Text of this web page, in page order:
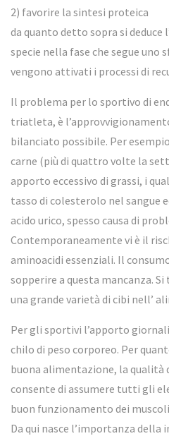
2) favorire la sintesi proteica
da quanto detto sopra si deduce
specie nella fase che segue uno
vengono attivati i processi di
Il problema per lo sportivo di
triatleta, è
bilanciato possibile. Per
carne (più di quattro volte la
apporto eccessivo di grassi, i
tasso di colesterolo nel sangue
acido urico, spesso causa di
Contemporaneamente vi è il
aminoacidi essenziali. Il
sopperire a questa mancanza.
una grande varietà di cibi nell’
Per gli sportivi l’apporto
chilo di peso corporeo. Per
buona alimentazione, la qualità
consente di assumere tutti gli
buon funzionamento dei
Da qui nasce l’importanza della